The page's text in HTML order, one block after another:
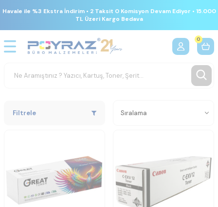
Havale ile %3 Ekstra İndirim • 2 Taksit 0 Komisyon Devam Ediyor • 15.000
TL Üzeri Kargo Bedava
0
Filtrele